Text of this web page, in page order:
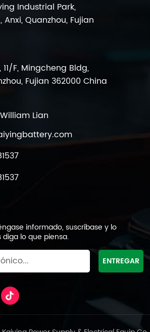
Industrial Park,
Quanzhou, Fujian
F, Mingcheng Bldg,
Fujian 362000 China
Lian
informado, suscríbase y lo
lo que piensa.